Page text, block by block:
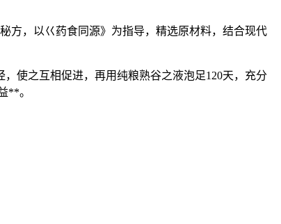
方，以巜药食同源》为指导，精选原材料，结合现代
使之互相促进，再用纯粮熟谷之液泡足120天，充分
**。